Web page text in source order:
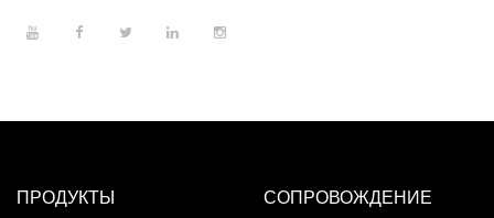
ПРОДУКТЫ СОПРОВОЖДЕНИЕ